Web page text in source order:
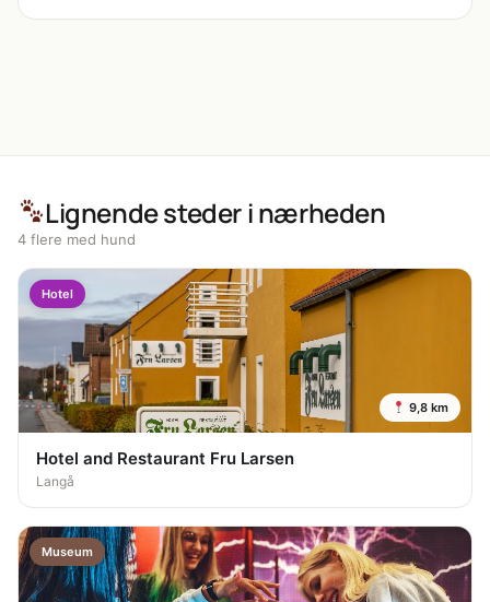
Lignende steder i nærheden
4 flere med hund
Hotel
9,8 km
Hotel and Restaurant Fru Larsen
Langå
Museum